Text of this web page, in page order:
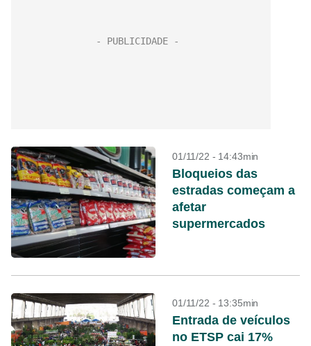
01/11/22 - 14:43min
Bloqueios das
estradas começam a
afetar
supermercados
01/11/22 - 13:35min
Entrada de veículos
no ETSP cai 17%